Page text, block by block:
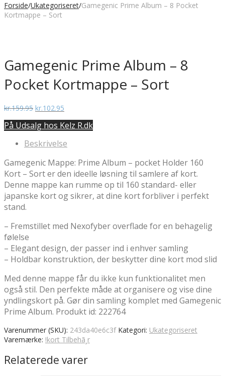
Forside/Ukategoriseret/Gamegenic Prime Album – 8 Pocket
Kortmappe – Sort
Gamegenic Prime Album – 8
Pocket Kortmappe – Sort
kr.159.95 Den
pris
kr.159.95.
kr.102.95
pris
kr.102.95.
På Udsalg hos Kelz R.dk
Beskrivelse
Gamegenic Mappe: Prime Album – pocket Holder 160
Kort – Sort er den ideelle løsning til samlere af kort.
Denne mappe kan rumme op til 160 standard- eller
japanske kort og sikrer, at dine kort forbliver i perfekt
stand.
– Fremstillet med Nexofyber overflade for en behagelig
følelse
– Elegant design, der passer ind i enhver samling
– Holdbar konstruktion, der beskytter dine kort mod slid
Med denne mappe får du ikke kun funktionalitet men
også stil. Den perfekte måde at organisere og vise dine
yndlingskort på. Gør din samling komplet med Gamegenic
Prime Album. Produkt id: 222764
Varenummer (SKU): 243da40e6c3f Kategori: Ukategoriseret
Varemærke: !kort Tilbehã¸r
Relaterede varer